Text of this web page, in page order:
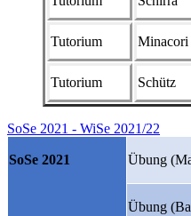
Tutorium Minacori
Tutorium Schütz
SoSe 2021 - WiSe 2021/22
SoSe 2021 Übung
Übung